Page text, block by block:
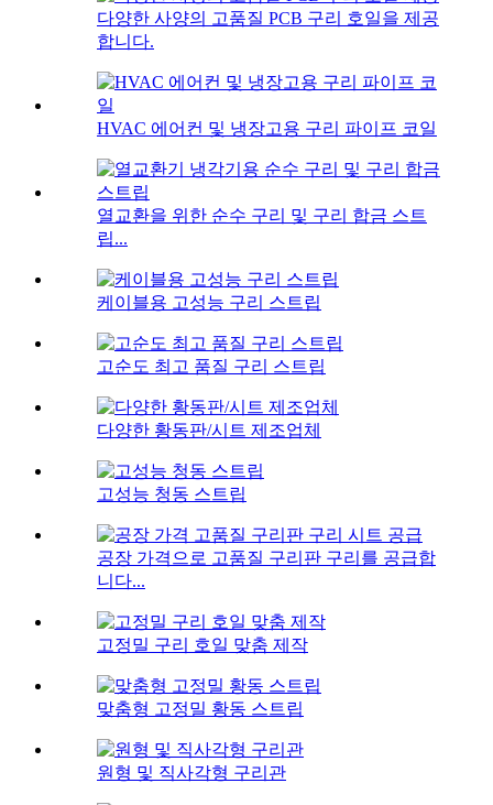
다양한 사양의 고품질 PCB 구리 호일을 제공
합니다.
HVAC 에어컨 및 냉장고용 구리 파이프 코일
열교환을 위한 순수 구리 및 구리 합금 스트
립...
케이블용 고성능 구리 스트립
고순도 최고 품질 구리 스트립
다양한 황동판/시트 제조업체
고성능 청동 스트립
공장 가격으로 고품질 구리판 구리를 공급합
니다...
고정밀 구리 호일 맞춤 제작
맞춤형 고정밀 황동 스트립
원형 및 직사각형 구리관